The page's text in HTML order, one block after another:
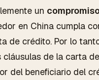
un
en China cumpla
de crédito. Por lo
cláusulas de la carta
del beneficiario del